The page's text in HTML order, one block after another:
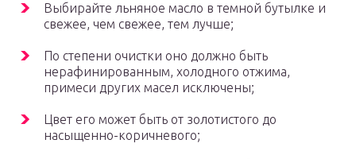
Выбирайте льняное масло в темной бутылке и
свежее, чем свежее, тем лучше;
По степени очистки оно должно быть
нерафинированным, холодного отжима,
примеси других масел исключены;
Цвет его может быть от золотистого до
насыщенно-коричневого;